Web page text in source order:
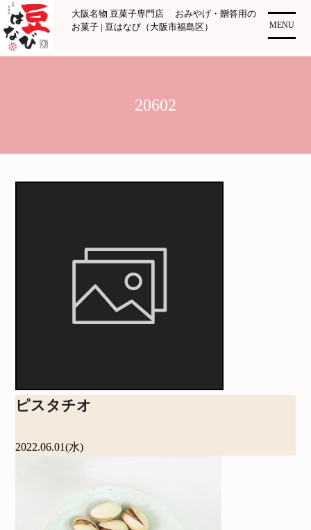
コ
ン
テ
ン
プ
大阪名物 豆菓子専門店 おみやげ・贈答用の
お菓子 | 豆はなび（大阪市福島区）
MENU
20602
ピスタチオ
2022.06.01(水)